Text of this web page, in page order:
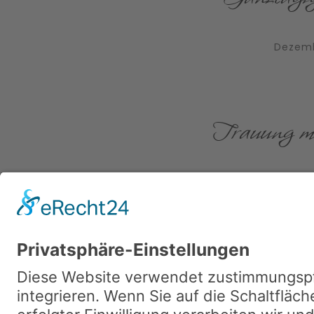
Trauung